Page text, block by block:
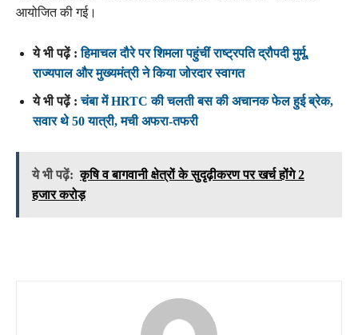
आयोजित की गई।
ये भी पढ़ें :हिमाचल दौरे पर शिमला पहुंचीं राष्ट्रपति द्रौपदी मुर्मू,
राज्यपाल और मुख्यमंत्री ने किया जोरदार स्वागत
ये भी पढ़ें :चंबा में HRTC की चलती बस की अचानक फेल हुई ब्रेक,
सवार थे 50 यात्री, मची अफरा-तफरी
ये भी पढ़ें: कृषि व बागवानी क्षेत्रों के सुदृढ़ीकरण पर खर्च होंगे 2
हजार करोड़